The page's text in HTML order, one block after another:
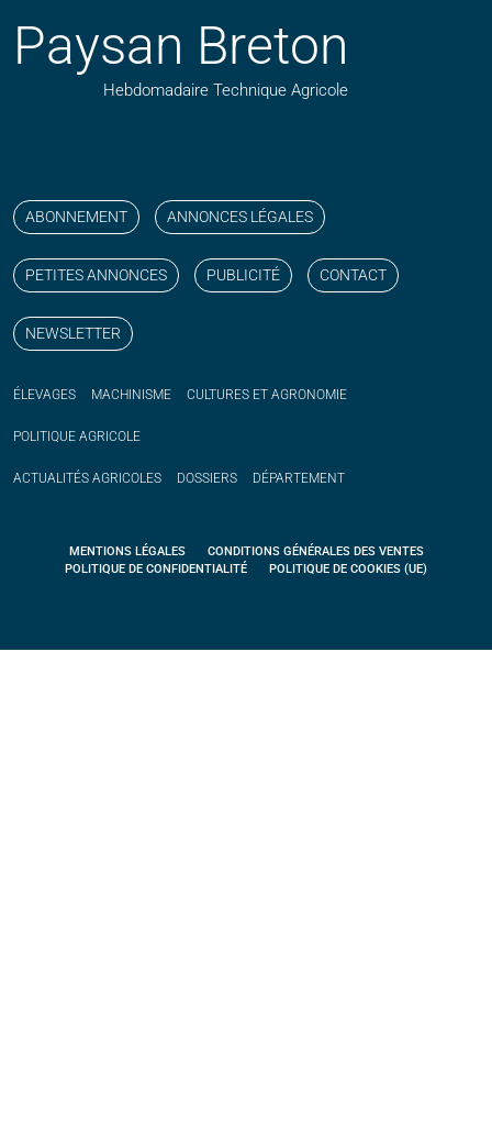
Paysan Breton
Hebdomadaire Technique Agricole
ABONNEMENT ANNONCES LÉGALES
PETITES ANNONCES PUBLICITÉ CONTACT
NEWSLETTER
ÉLEVAGES MACHINISME CULTURES ET AGRONOMIE
POLITIQUE AGRICOLE
ACTUALITÉS AGRICOLES DOSSIERS DÉPARTEMENT
MENTIONS LÉGALES
CONDITIONS GÉNÉRALES DES VENTES
POLITIQUE DE CONFIDENTIALITÉ
POLITIQUE DE COOKIES (UE)